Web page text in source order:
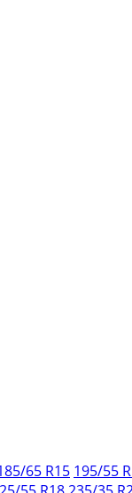
65 R15 195/55